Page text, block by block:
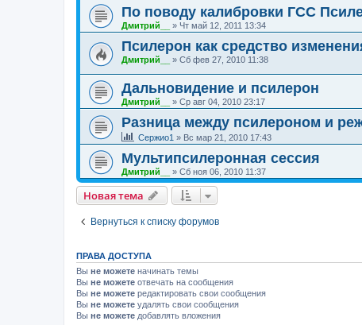
По поводу калибровки ГСС
Дмитрий__ » Чт май 12, 2011 13:34
Псилерон как средство
Дмитрий__ » Сб фев 27, 2010 11:38
Дальновидение и псилерон
Дмитрий__ » Ср авг 04, 2010 23:17
Разница между псилероном и
Сержио1 » Вс мар 21, 2010 17:43
Мультипсилеронная сессия
Дмитрий__ » Сб ноя 06, 2010 11:37
Новая тема
Вернуться к списку форумов
ПРАВА ДОСТУПА
Вы не можете начинать темы
Вы не можете отвечать на сообщения
Вы не можете редактировать свои сообщения
Вы не можете удалять свои сообщения
Вы не можете добавлять вложения